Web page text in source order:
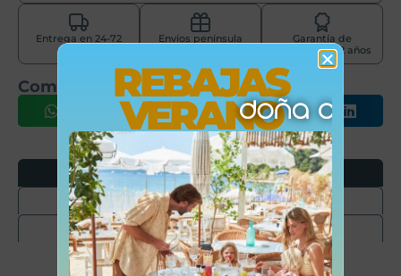
Entrega en 24-72
Envíos península
Garantía de
producto de 2 años
Comparte este producto
Opiniones
Envíos
Devoluciones
REBAJAS
VERANO